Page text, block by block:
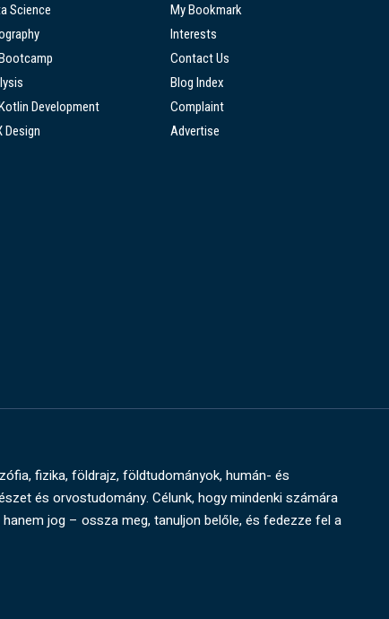
Science
Development
Design
My Bookmark
Interests
Contact Us
Blog Index
Complaint
Advertise
fizika, földrajz, földtudományok, humán- és
és orvostudomány. Célunk, hogy mindenki számára
jog – ossza meg, tanuljon belőle, és fedezze fel a